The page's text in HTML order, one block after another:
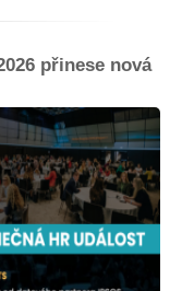
přinese nová